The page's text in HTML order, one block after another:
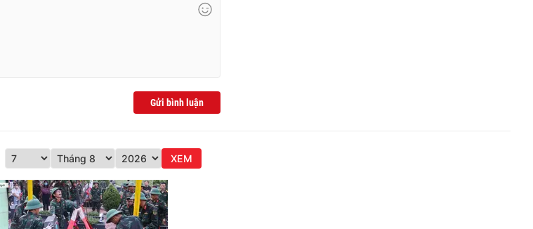
Gửi bình luận
XEM